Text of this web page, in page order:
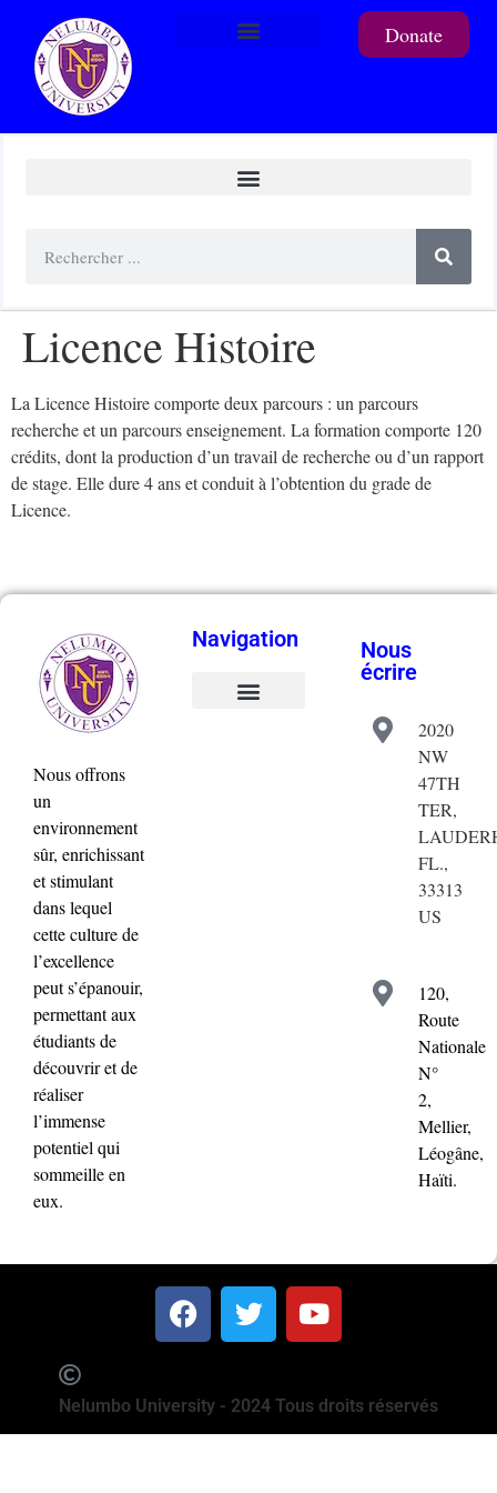
Donate
Licence Histoire
La Licence Histoire comporte deux parcours : un parcours
recherche et un parcours enseignement. La formation comporte 120
crédits, dont la production d’un travail de recherche ou d’un rapport
de stage. Elle dure 4 ans et conduit à l’obtention du grade de
Licence.
Nous offrons
un
environnement
sûr, enrichissant
et stimulant
dans lequel
cette culture de
l’excellence
peut s’épanouir,
permettant aux
étudiants de
découvrir et de
réaliser
l’immense
potentiel qui
sommeille en
eux.
Navigation
Nous
écrire
2020
NW
47TH
TER,
FL.,
33313
US
120,
Route
Nationale
N°
2,
Mellier,
Léogâne,
Haïti.
Nelumbo University - 2024 Tous droits réservés